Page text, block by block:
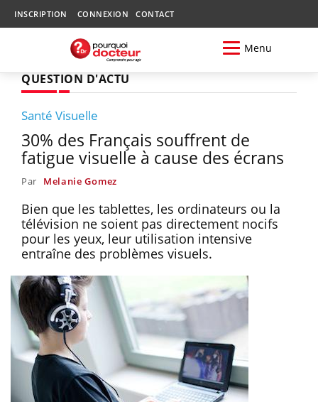
INSCRIPTION CONNEXION CONTACT
Menu
QUESTION D'ACTU
Santé Visuelle
30% des Français souffrent de
fatigue visuelle à cause des écrans
Par Melanie Gomez
Bien que les tablettes, les ordinateurs ou la
télévision ne soient pas directement nocifs
pour les yeux, leur utilisation intensive
entraîne des problèmes visuels.